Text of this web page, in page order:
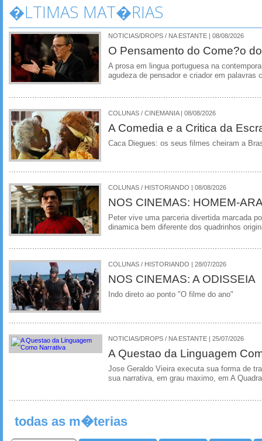
�LTIMAS MAT�RIAS
NOTICIAS/DROPS / NA ESTANTE | 08/08/2026
O Pensamento do Come?o
A prosa em lingua portuguesa na
agudeza de pensador e criador em palavras
COLUNAS / CINEMANIA | 08/08/2026
A Comedia e a Critica da
Caca Diegues: os seus filmes cheiram a
COLUNAS / HISTORIANDO | 08/08/2026
NOS CINEMAS: HOMEM-
Peter vive uma parceria divertida marcada
dinamica bem diferente dos quadrinhos
COLUNAS / HISTORIANDO | 28/07/2026
NOS CINEMAS: A ODISSEIA
Indo direto ao ponto "O filme do ano"
NOTICIAS/DROPS / NA ESTANTE | 25/07/2026
A Questao da Linguagem
Jose Geraldo Vieira executa sua forma de
sua narrativa, em grau maximo, em A
todas as m�terias